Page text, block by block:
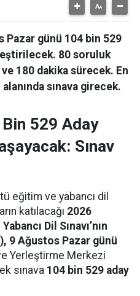
Pazar günü 104 bin 529
80 soruluk
180 dakika sürecek. En
sınava girecek.
529 Aday
Sınav
eğitim ve yabancı dil
katılacağı 2026
Dil Sınavı’nın
9 Ağustos Pazar günü
Yerleştirme Merkezi
sınava 104 bin 529 aday